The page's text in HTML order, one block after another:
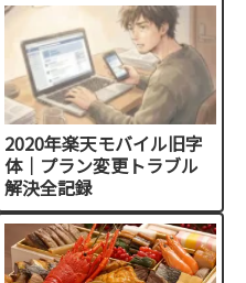
2020年楽天モバイル旧字
体｜プラン変更トラブル
解決全記録